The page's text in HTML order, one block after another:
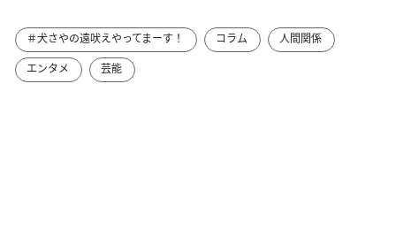
＃犬さやの遠吠えやってまーす！ コラム
人間関係
エンタメ
芸能